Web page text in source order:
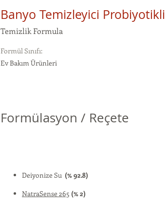
Banyo Temizleyici Probiyotikli
Temizlik Formula
Formül Sınıfı:
Ev Bakım Ürünleri
Formülasyon / Reçete
Deiyonize Su (% 92.8)
NatraSense 265 (% 2)